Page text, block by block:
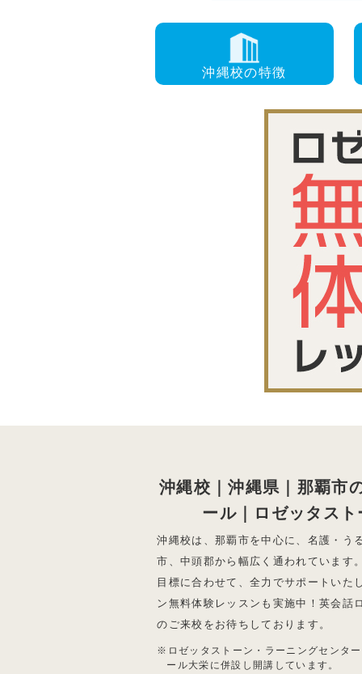
沖縄校の特徴
沖縄校｜沖縄県｜那覇市
ール｜ロゼッタス
沖縄校は、那覇市を中心に、名護・う
市、中頭郡から幅広く通われています
目標に合わせて、全力でサポートいた
ン無料体験レッスンも実施中！英会話
のご来校をお待ちしております。
※ロゼッタストーン・ラーニングセンタ
ール大栄に併設し開講しています。